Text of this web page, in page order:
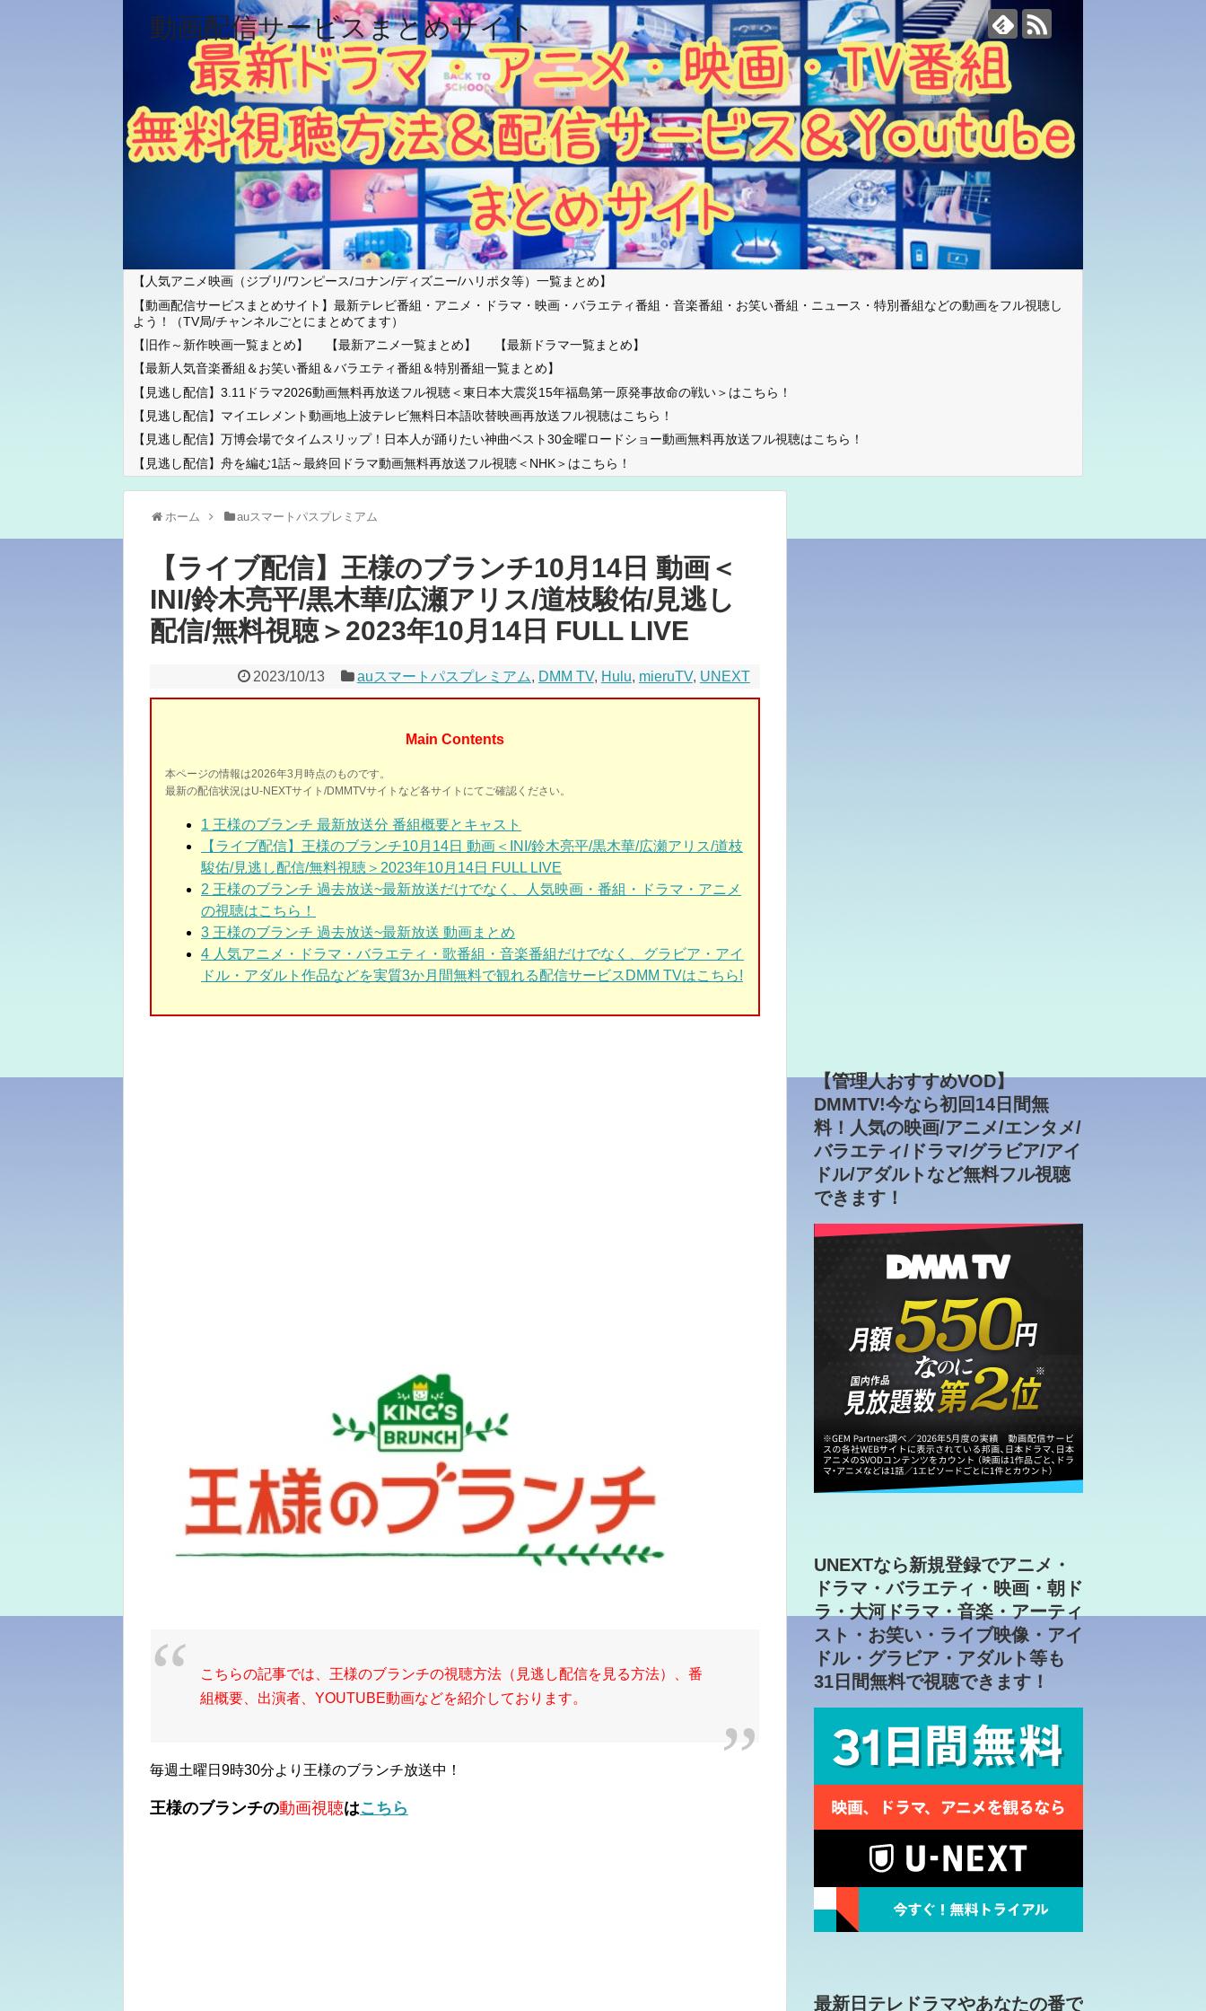
動画配信サービスまとめサイト
【人気アニメ映画（ジブリ/ワンピース/コナン/ディズニー/ハリポタ等）一覧まとめ】
【動画配信サービスまとめサイト】最新テレビ番組・アニメ・ドラマ・映画・バラエティ番組・音楽番組・お笑い番組・ニュース・特別番組などの動画をフル視聴し
よう！（TV局/チャンネルごとにまとめてます）
【旧作～新作映画一覧まとめ】
【最新アニメ一覧まとめ】
【最新ドラマ一覧まとめ】
【最新人気音楽番組＆お笑い番組＆バラエティ番組＆特別番組一覧まとめ】
【見逃し配信】3.11ドラマ2026動画無料再放送フル視聴＜東日本大震災15年福島第一原発事故命の戦い＞はこちら！
【見逃し配信】マイエレメント動画地上波テレビ無料日本語吹替映画再放送フル視聴はこちら！
【見逃し配信】万博会場でタイムスリップ！日本人が踊りたい神曲ベスト30金曜ロードショー動画無料再放送フル視聴はこちら！
【見逃し配信】舟を編む1話～最終回ドラマ動画無料再放送フル視聴＜NHK＞はこちら！
ホーム auスマートパスプレミアム
【ライブ配信】王様のブランチ10月14日 動画＜
INI/鈴木亮平/黒木華/広瀬アリス/道枝駿佑/見逃し
配信/無料視聴＞2023年10月14日 FULL LIVE
2023/10/13 auスマートパスプレミアム, DMM TV, Hulu, mieruTV, UNEXT
Main Contents
本ページの情報は2026年3月時点のものです。
最新の配信状況はU-NEXTサイト/DMMTVサイトなど各サイトにてご確認ください。
1 王様のブランチ 最新放送分 番組概要とキャスト
【ライブ配信】王様のブランチ10月14日 動画＜INI/鈴木亮平/黒木華/広瀬アリス/道枝
駿佑/見逃し配信/無料視聴＞2023年10月14日 FULL LIVE
2 王様のブランチ 過去放送~最新放送だけでなく、人気映画・番組・ドラマ・アニメ
の視聴はこちら！
3 王様のブランチ 過去放送~最新放送 動画まとめ
4 人気アニメ・ドラマ・バラエティ・歌番組・音楽番組だけでなく、グラビア・アイ
ドル・アダルト作品などを実質3か月間無料で観れる配信サービスDMM TVはこちら!
こちらの記事では、王様のブランチの視聴方法（見逃し配信を見る方法）、番
組概要、出演者、YOUTUBE動画などを紹介しております。
毎週土曜日9時30分より王様のブランチ放送中！
王様のブランチの動画視聴はこちら
【管理人おすすめVOD】
DMMTV!今なら初回14日間無
料！人気の映画/アニメ/エンタメ/
バラエティ/ドラマ/グラビア/アイ
ドル/アダルトなど無料フル視聴
できます！
UNEXTなら新規登録でアニメ・
ドラマ・バラエティ・映画・朝ド
ラ・大河ドラマ・音楽・アーティ
スト・お笑い・ライブ映像・アイ
ドル・グラビア・アダルト等も
31日間無料で視聴できます！
最新日テレドラマやあなたの番で